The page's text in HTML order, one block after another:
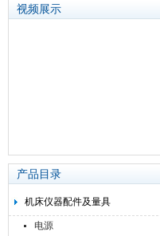
视频展示
产品目录
机床仪器配件及量具
电源